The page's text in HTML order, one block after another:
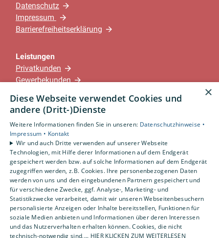
Datenschutz
Impressum
Barrierefreiheitserklärung
Leistungen
Privatkunden
Gewerbekunden
Unternehmen
Standorte
Löningen-Wachtum
Um externe HTML-Inhalte anzuzeigen, benötigen
wir Ihre Einwilligung.
Weitere Informationen finden Sie in unserer
Datenschutzerklärung.
×
Diese Webseite verwendet Cookies und
andere (Dritt-)Dienste
Weitere Informationen finden Sie in unseren: Datenschutzhinweise •
Impressum • Kontakt
Wir und auch Dritte verwenden auf unserer Webseite
Technologien, mit Hilfe derer Informationen auf dem Endgerät
gespeichert werden bzw. auf solche Informationen auf dem Endgerät
zugegriffen werden, z.B. Cookies. Ihre personenbezogenen Daten
werden von uns und den eingebundenen Partnern gespeichert und
für verschiedene Zwecke, ggf. Analyse-, Marketing- und
Statistikzwecke verarbeitet, damit wir unseren Webseitenbesuchern
personalisierte Anzeigen oder Inhalte bereitstellen, Funktionen für
soziale Medien anbieten und Informationen über deren Interessen
und das Nutzerverhalten erhalten können. Cookies, die nicht
technisch-notwendig sind,... HIER KLICKEN ZUM WEITERLESEN